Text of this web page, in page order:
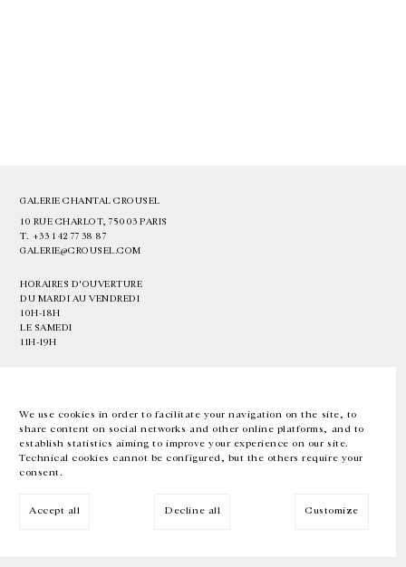
We use cookies in order to facilitate your navigation on the site, to
share content on social networks and other online platforms, and to
establish statistics aiming to improve your experience on our site.
Technical cookies cannot be configured, but the others require your
consent.
Accept all Decline all Customize
GALERIE CHANTAL CROUSEL
10 RUE CHARLOT, 75003 PARIS
T. +33 1 42 77 38 87
GALERIE@CROUSEL.COM
HORAIRES D'OUVERTURE
DU MARDI AU VENDREDI
10H-18H
LE SAMEDI
11H-19H
EN FR 中文 Facebook Instagram
Inscrivez-vous à notre newsletter